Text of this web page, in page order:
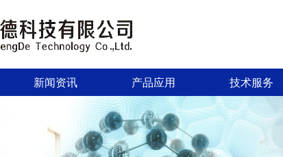
新闻资讯 产品应用 技术服务